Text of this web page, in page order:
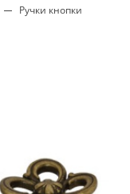
Ручки кнопки